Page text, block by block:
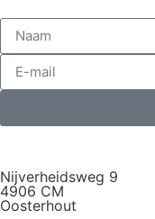
Nijverheidsweg 9
4906 CM
Oosterhout